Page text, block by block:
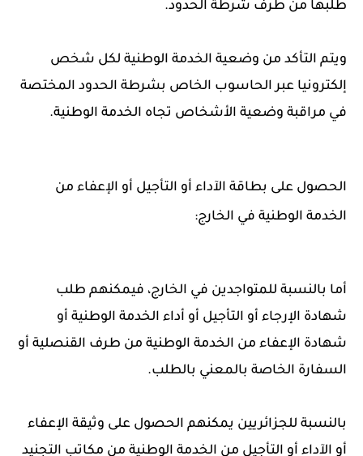
طلبها من طرف شرطة الحدود.
ويتم التأكد من وضعية الخدمة الوطنية لكل شخص
إلكترونيا عبر الحاسوب الخاص بشرطة الحدود المختصة
في مراقبة وضعية الأشخاص تجاه الخدمة الوطنية.
الحصول على بطاقة الآداء أو التأجيل أو الإعفاء من
الخدمة الوطنية في الخارج:
أما بالنسبة للمتواجدين في الخارج، فيمكنهم طلب
شهادة الإرجاء أو التأجيل أو أداء الخدمة الوطنية أو
شهادة الإعفاء من الخدمة الوطنية من طرف القنصلية أو
السفارة الخاصة بالمعني بالطلب.
بالنسبة للجزائريين يمكنهم الحصول على وثيقة الإعفاء
أو الآداء أو التأجيل من الخدمة الوطنية من مكاتب التجنيد